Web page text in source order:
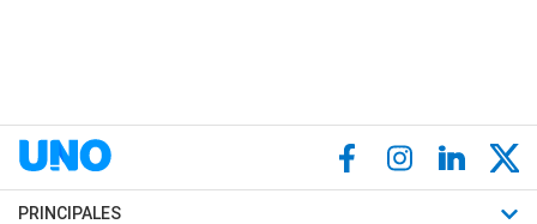
PRINCIPALES